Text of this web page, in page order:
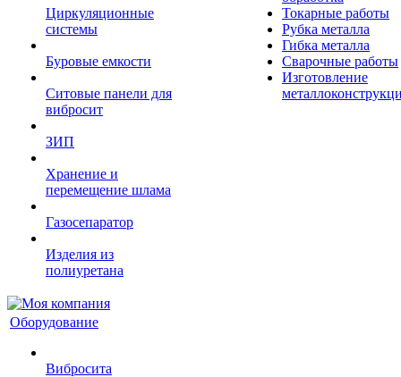
Циркуляционные
системы
Буровые емкости
Ситовые панели для
вибросит
ЗИП
Хранение и
перемещение шлама
Газосепаратор
Изделия из
полиуретана
Токарные работы
Рубка металла
Гибка металла
Сварочные работы
Изготовление
Оборудование
Вибросита